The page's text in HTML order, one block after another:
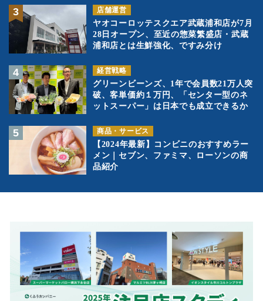
店舗運営
ヤオコーロッテスクエア武蔵浦和店が7月
28日オープン、至近の惣菜繁盛店・武蔵
浦和店とは生鮮強化、ですみ分け
経営戦略
グリーンビーンズ、1年で会員数21万人突
破、客単価約１万円、「センター型のネ
ットスーパー」は日本でも成立できるか
商品・サービス
【2024年最新】コンビニのおすすめラー
メン｜セブン、ファミマ、ローソンの商
品紹介